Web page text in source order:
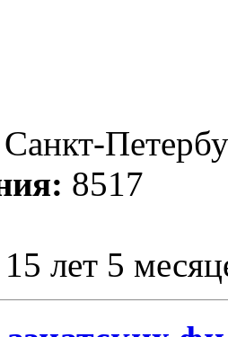
Санкт-
8517
15 лет 5